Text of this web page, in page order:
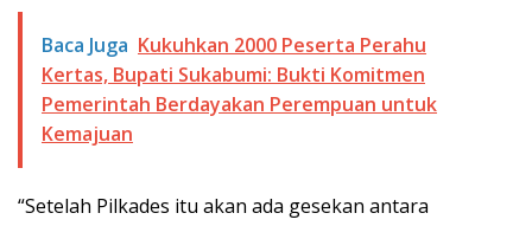
Baca Juga Kukuhkan 2000 Peserta Perahu
Kertas, Bupati Sukabumi: Bukti Komitmen
Pemerintah Berdayakan Perempuan untuk
Kemajuan
“Setelah Pilkades itu akan ada gesekan antara